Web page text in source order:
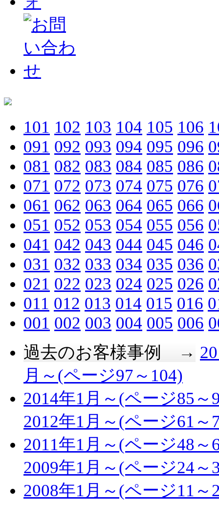
101 102 103 104 105 106
091 092 093 094 095 096
081 082 083 084 085 086
071 072 073 074 075 076
061 062 063 064 065 066
051 052 053 054 055 056
041 042 043 044 045 046
031 032 033 034 035 036
021 022 023 024 025 026
011 012 013 014 015 016
001 002 003 004 005 006
過去のお客様事例 →
月～(ページ97～104)
2014年1月～(ページ85～
2012年1月～(ページ61～
2011年1月～(ページ48～
2009年1月～(ページ24～
2008年1月～(ページ11～